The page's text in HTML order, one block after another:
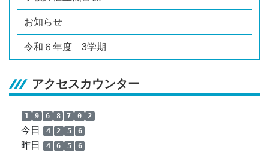
お知らせ
令和６年度 3学期
アクセスカウンター
1 9 6 8 7 0 2
今日 4 2 5 6
昨日 4 6 5 6